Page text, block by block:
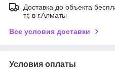
Доставка до объекта
тг, в г.Алматы
Все условия доставки
Условия оплаты